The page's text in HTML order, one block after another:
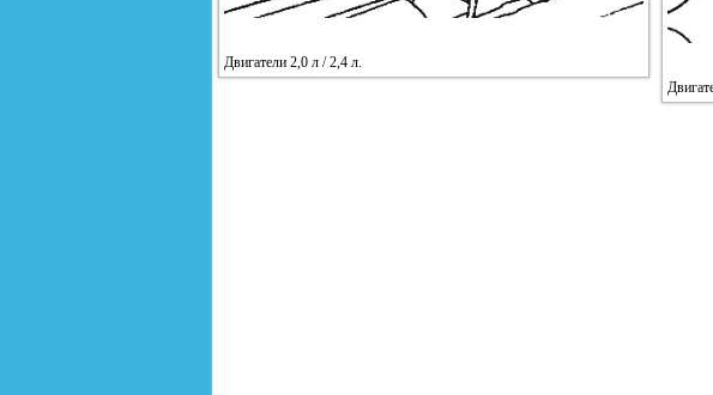
Двигатели 2,0 л / 2,4 л.